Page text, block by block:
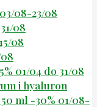
08-23/08
08
08
01/04 do 31/08
i hyaluron
ml -30% 01/08-